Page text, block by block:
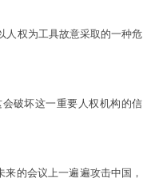
权为工具故意采取的一种危
破坏这一重要人权机构的信
的会议上一遍遍攻击中国，